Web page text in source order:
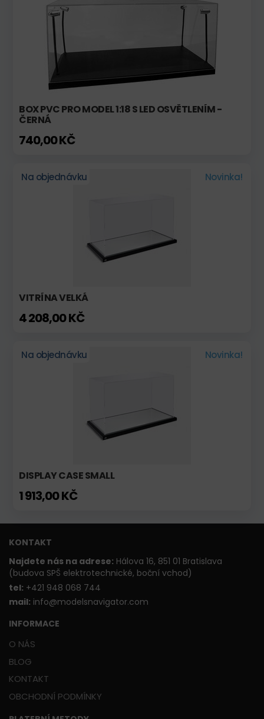
BOX PVC PRO MODEL 1:18 S LED OSVĚTLENÍM -
ČERNÁ
740,00 KČ
Na objednávku Novinka!
VITRÍNA VELKÁ
4 208,00 KČ
Na objednávku Novinka!
DISPLAY CASE SMALL
1 913,00 KČ
KONTAKT
Najdete nás na adrese: Hálova 16, 851 01 Bratislava
(budova SPŠ elektrotechnické, boční vchod)
tel: +421 948 068 744
mail: info@modelsnavigator.com
INFORMACE
O NÁS
BLOG
KONTAKT
OBCHODNÍ PODMÍNKY